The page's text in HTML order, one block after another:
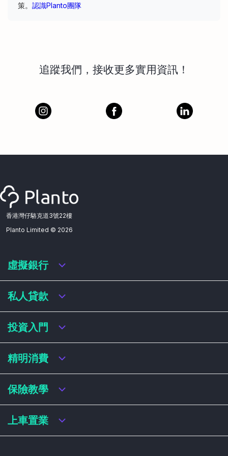
策。 認識Planto團隊
追蹤我們，接收更多實用資訊！
香港灣仔駱克道3號22樓
Planto Limited © 2026
虛擬銀行
虛擬銀行迎新優惠
虛擬銀行存款利率比較
虛擬銀行銀扣賬卡 / 信用卡
虛擬銀行貸款
私人貸款
私人貸款年利率比較
網上即批貸款
結餘轉戶
稅務貸款
財務公司貸款
投資入門
港股戶口收費及迎新優惠
基金平台比較
買加密貨幣教學
精明消費
網購信用卡
飛行里數信用卡
學生信用卡
保險教學
買保險基本概念
上車置業